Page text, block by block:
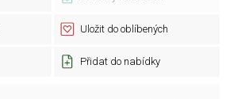
Uložit do oblíbených
Přidat do nabídky